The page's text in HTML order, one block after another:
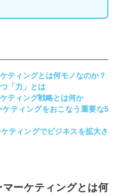
ティングとは何モノなのか？
「力」とは
ティング戦略とは何か
ティングをおこなう重要な5
ティングでビジネスを拡大さ
ーケティングとは何